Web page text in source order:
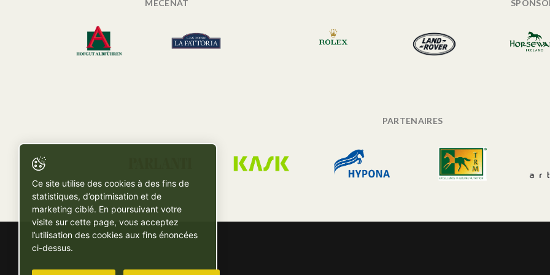
MÉCÉNAT
PARTENAIRES
Ce site utilise des cookies à des fins de
statistiques, d’optimisation et de
marketing ciblé. En poursuivant votre
visite sur cette page, vous acceptez
l’utilisation des cookies aux fins énoncées
ci-dessus.